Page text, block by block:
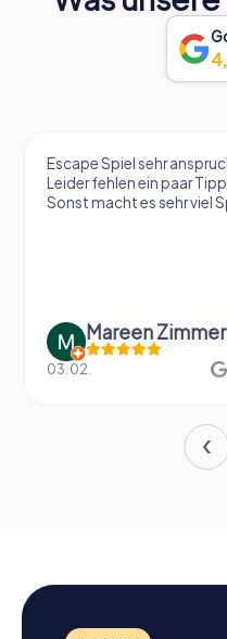
Escape Spiel sehr
Leider fehlen ein paar
Sonst macht es sehr viel
Mareen
03.02.